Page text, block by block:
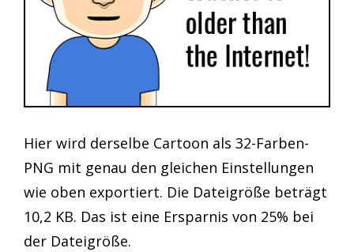
Hier wird derselbe Cartoon als 32-Farben-
PNG mit genau den gleichen Einstellungen
wie oben exportiert. Die Dateigröße beträgt
10,2 KB. Das ist eine Ersparnis von 25% bei
der Dateigröße.